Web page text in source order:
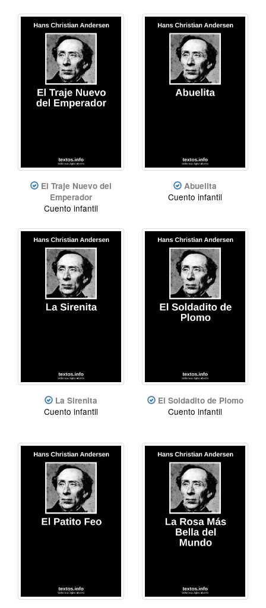
El Traje Nuevo del
Emperador
Cuento infantil
Abuelita
Cuento infantil
La Sirenita
Cuento infantil
El Soldadito de Plomo
Cuento infantil